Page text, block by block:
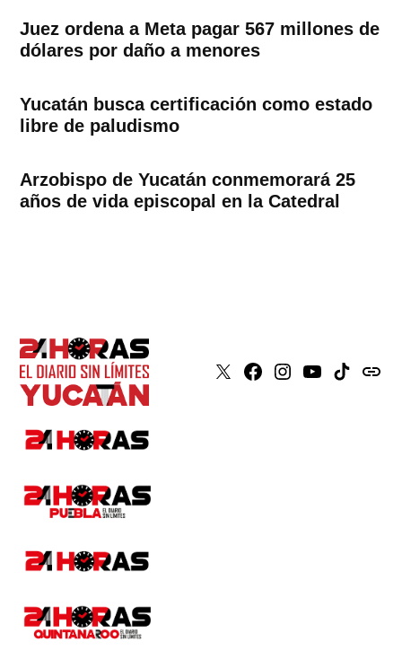
Juez ordena a Meta pagar 567 millones de
dólares por daño a menores
Yucatán busca certificación como estado
libre de paludismo
Arzobispo de Yucatán conmemorará 25
años de vida episcopal en la Catedral
X Faceboook
Instagram
YoutubeTiktokissuu